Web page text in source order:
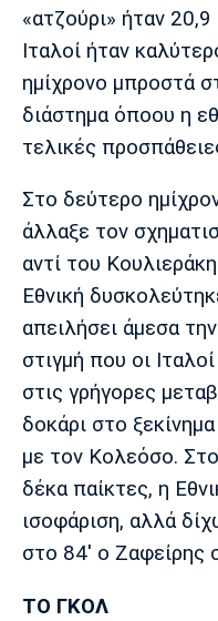
Λίβερπουλ
Μπορούσια
Ντόρτμουντ
«ατζούρι» ήταν
Ιταλοί ήταν
ημίχρονο μπροστά
διάστημα όποου η
τελικές
Στο δεύτερο
άλλαξε τον
αντί του
Εθνική
απειλήσει άμεσα
στιγμή που οι
στις γρήγορες
δοκάρι στο
με τον Κολεόσο. Στο
δέκα παίκτες, η
ισοφάριση, αλλά
στο 84' ο Ζαφείρης
ΤΟ ΓΚΟΛ